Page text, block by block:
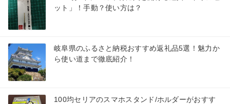
ット」！手動？使い方は？
岐阜県のふるさと納税おすすめ返礼品5選！魅力か
ら使い道まで徹底紹介！
100均セリアのスマホスタンド/ホルダーがおすす